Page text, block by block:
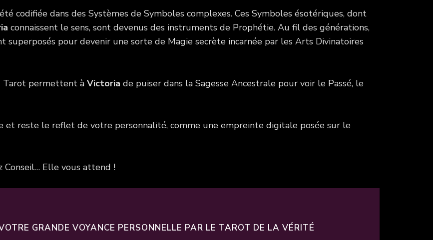
codifiée dans des Systèmes de Symboles complexes. Ces Symboles ésotériques, dont
connaissent le sens, sont devenus des instruments de Prophétie. Au fil des générations,
superposés pour devenir une sorte de Magie secrète incarnée par les Arts Divinatoires
Tarot permettent à Victoria de puiser dans la Sagesse Ancestrale pour voir le Passé, le
et reste le reflet de votre personnalité, comme une empreinte digitale posée sur le
Conseil… Elle vous attend !
GRANDE VOYANCE PERSONNELLE PAR LE TAROT DE LA VÉRITÉ